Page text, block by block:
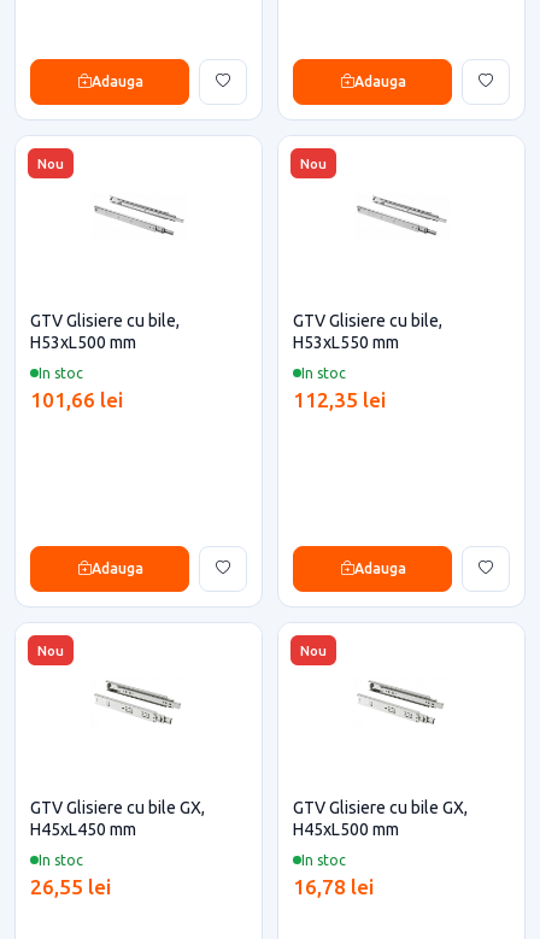
Adauga Adauga
Nou
In stoc
GTV Glisiere cu bile,
H53xL500 mm
101,66 lei
Adauga
Nou
In stoc
GTV Glisiere cu bile,
H53xL550 mm
112,35 lei
Adauga
Nou
In stoc
GTV Glisiere cu bile GX,
H45xL450 mm
26,55 lei
Nou
In stoc
GTV Glisiere cu bile GX,
H45xL500 mm
16,78 lei